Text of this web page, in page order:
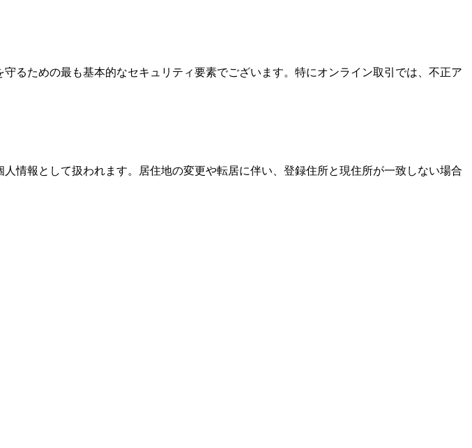
るための最も基本的なセキュリティ要素でございます。特にオンライン取引では、不正ア
情報として扱われます。居住地の変更や転居に伴い、登録住所と現住所が一致しない場合